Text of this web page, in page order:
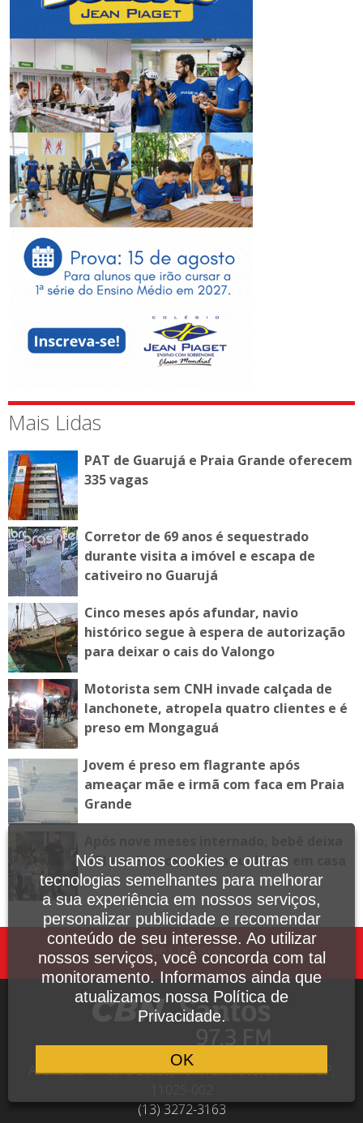
Mais Lidas
PAT de Guarujá e Praia Grande oferecem
335 vagas
Corretor de 69 anos é sequestrado
durante visita a imóvel e escapa de
cativeiro no Guarujá
Cinco meses após afundar, navio
histórico segue à espera de autorização
para deixar o cais do Valongo
Motorista sem CNH invade calçada de
lanchonete, atropela quatro clientes e é
preso em Mongaguá
Jovem é preso em flagrante após
ameaçar mãe e irmã com faca em Praia
Grande
UTI em Santos e inicia cuidados em casa
Fale Conosco
Avenida Dr. Pedro Lessa, 1640, sala 809, Santos - SP,
(13) 3272-3163
Nós usamos cookies e outras
tecnologias semelhantes para melhorar
a sua experiência em nossos serviços,
personalizar publicidade e recomendar
conteúdo de seu interesse. Ao utilizar
nossos serviços, você concorda com tal
monitoramento. Informamos ainda que
atualizamos nossa Política de
Privacidade.
OK